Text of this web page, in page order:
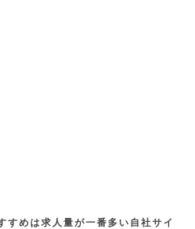
すめは求人量が一番多い自社サイ